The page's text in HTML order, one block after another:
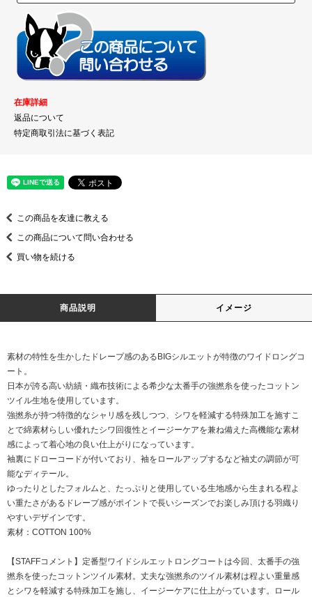
在庫詳細
返品について
特定商取引法に基づく表記
この商品を友達に教える
この商品について問い合わせる
買い物を続ける
商品説明 イメージ
素材の特性を生かしたドレープ感のあるBIGシルエットが特徴のワイドロングコ
ート。
日本が誇る高い紡績・織布技術による希少な太番手の強撚糸を使ったコットン
ツイル生地を使用しています。
強撚糸が持つ特徴的なシャリ感を残しつつ、シワを軽減する特殊加工を施すこ
とで綿素材らしい優れたシワ回復性とイージーケアを兼ね備えた高機能な素材
感によって着心地の良い仕上がりになっています。
袖裏にドローコードが付いており、袖をロールアップするなど袖丈の調節が可
能なディテール。
ゆったりとしたフォルムと、たっぷりと使用している生地感から生まれる程よ
い重たさがあるドレープ感がポイントで長いシーズンでお楽しみ頂ける羽織り
やすいデザインです。
素材：COTTON 100%
【STAFFコメント】定番型ワイドシルエットロングコートは今回、太番手の強
撚糸を使ったコットンツイル素材。丈夫な強撚糸のツイル素材は程よい重量感
とシワを軽減する特殊加工を施し、イージーケアに仕上がっています。ロール